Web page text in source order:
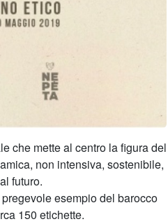
che mette al centro la figura del
non intensiva, sostenibile,
futuro.
esempio del barocco
150 etichette.